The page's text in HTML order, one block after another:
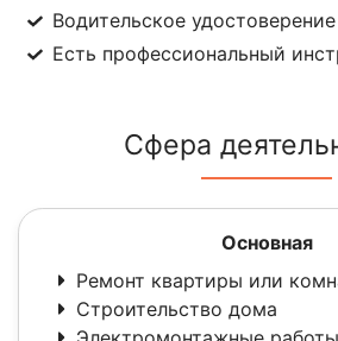
Водительское удостоверение
Есть профессиональный
Сфера
Основная
Ремонт квартиры или
Строительство дома